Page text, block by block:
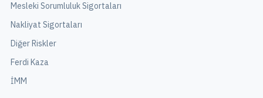
Mesleki Sorumluluk Sigortaları
Nakliyat Sigortaları
Diğer Riskler
Ferdi Kaza
İMM